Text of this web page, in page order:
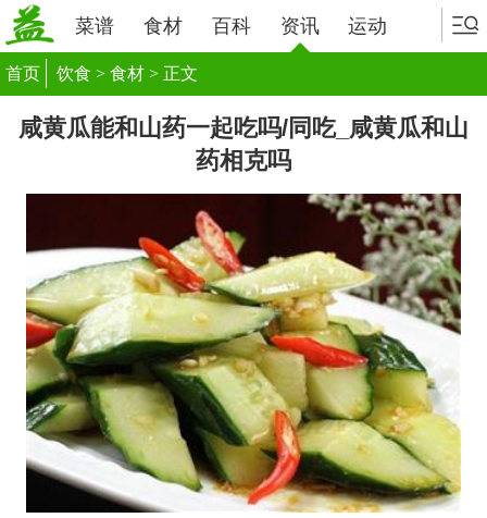
菜谱 食材 百科 资讯 运动
首页 饮食 > 食材 > 正文
咸黄瓜能和山药一起吃吗/同吃_咸黄瓜和山
药相克吗